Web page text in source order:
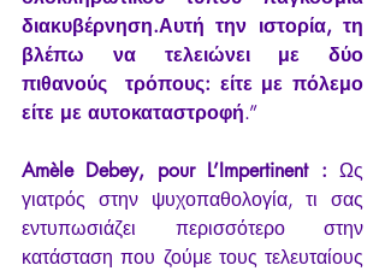
διακυβέρνηση.Αυτή την ιστορία, τη
βλέπω να τελειώνει με δύο
πιθανούς  τρόπους: είτε με πόλεμο
είτε με αυτοκαταστροφή.”
Amèle Debey, pour L’Impertinent : Ως
γιατρός στην ψυχοπαθολογία, τι σας
εντυπωσιάζει περισσότερο στην
κατάσταση που ζούμε τους τελευταίους